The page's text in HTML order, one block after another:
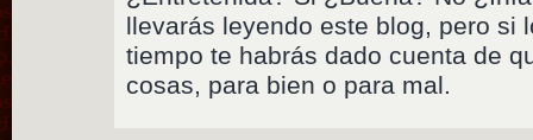
llevarás leyendo este blog, pero si
tiempo te habrás dado cuenta de
cosas, para bien o para mal.